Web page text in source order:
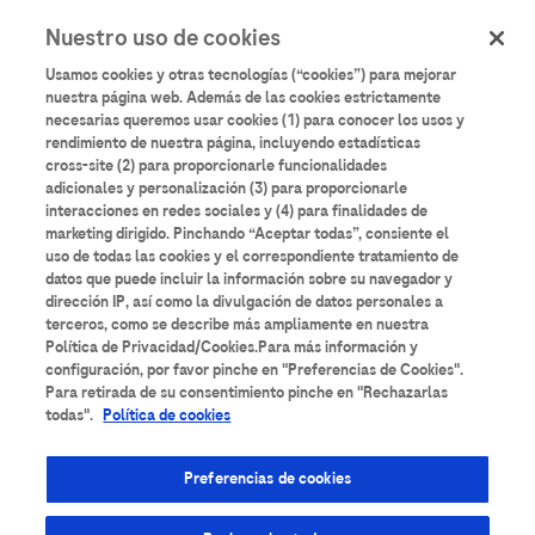
contenido
principal
User
account
menu
Iniciar sesión
AularioRoche
Formación científica y de buenas prácticas
destinada a profesionales sanitarios interesados
en su desarrollo profesional.
Nuestro uso de cookies
Usamos cookies y otras tecnologías (“cookies”) para mejorar
nuestra página web. Además de las cookies estrictamente
necesarias queremos usar cookies (1) para conocer los usos y
rendimiento de nuestra página, incluyendo estadísticas
cross-site (2) para proporcionarle funcionalidades
adicionales y personalización (3) para proporcionarle
interacciones en redes sociales y (4) para finalidades de
marketing dirigido. Pinchando “Aceptar todas”, consiente el
uso de todas las cookies y el correspondiente tratamiento de
datos que puede incluir la información sobre su navegador y
dirección IP, así como la divulgación de datos personales a
terceros, como se describe más ampliamente en nuestra
Política de Privacidad/Cookies.Para más información y
configuración, por favor pinche en "Preferencias de Cookies".
Para retirada de su consentimiento pinche en "Rechazarlas
todas". Política de cookies
Preferencias de cookies